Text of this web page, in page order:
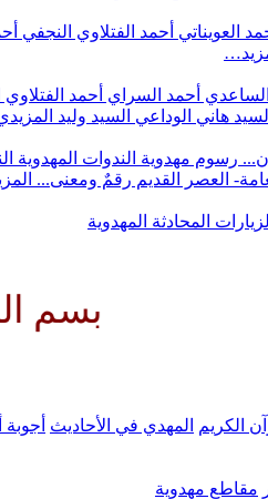
العويناتي أحمد الفتلاوي النجفي
أحمد السراي أحمد الفتلاوي
السيد هاني الوداعي السيد وليد
رسوم مهدوية الندوات المهدوية
العصر القديم رقمٌ ومعنى...
المحادثة المهدوية
بسم الله
الكريم المهدي في الأحاديث
مقاطع مهدوية